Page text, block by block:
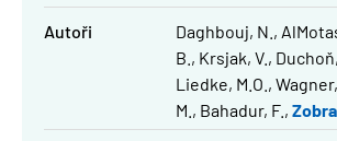
Autoři Daghbouj, N.
B.
Krsjak, V.
Liedke, M.O.
Wagner,
M.
Bahadur, F.